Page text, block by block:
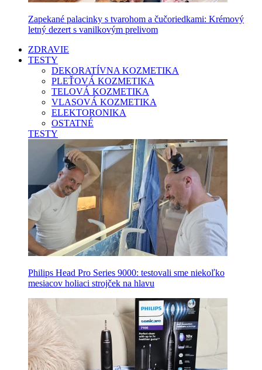
Zapekané palacinky s tvarohom a čučoriedkami: Krémový
letný dezert s vanilkovým prelivom
ZDRAVIE
TESTY
DEKORATÍVNA KOZMETIKA
PLEŤOVÁ KOZMETIKA
TELOVÁ KOZMETIKA
VLASOVÁ KOZMETIKA
ELEKTORONIKA
OSTATNÉ
TESTY
Philips Head Pro Series 9000: testovali sme niekoľko
mesiacov holiaci strojček na hlavu